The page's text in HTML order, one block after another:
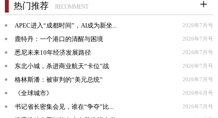
热门推荐 RECOMMENT
APEC进入“成都时间”，AI成为新坐... 2026年7月号
鹿特丹：一个港口的清醒与困境 2026年7月号
悉尼未来10年经济发展路径 2026年7月号
东北小城，杀进商业航天“卡位”战 2026年7月号
格林斯潘：被审判的“美元总统” 2026年7月号
《全球城市》 2026年6月号
书记省长密集会见，谁在“争夺”比... 2026年7月号